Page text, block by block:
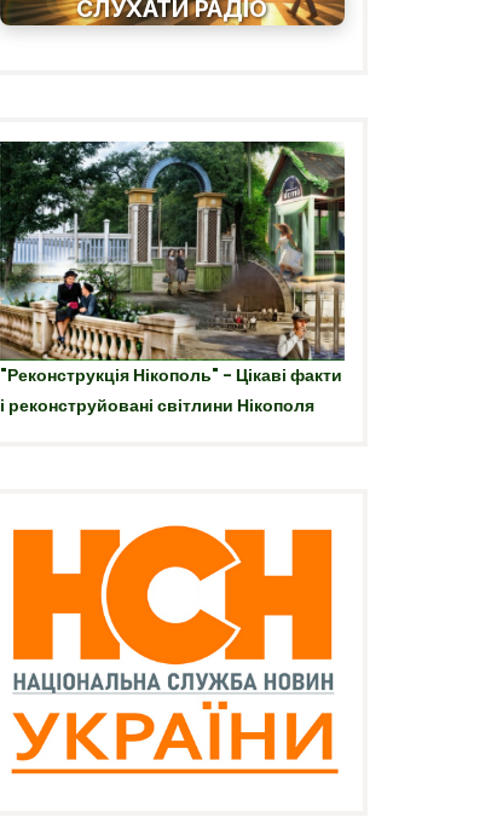
СЛУХАТИ РАДІО
"Реконструкція Нікополь" - Цікаві факти
і реконструйовані світлини Нікополя